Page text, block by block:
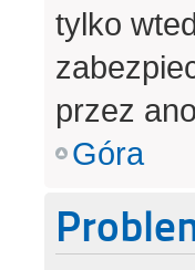
tylko
przez
Góra